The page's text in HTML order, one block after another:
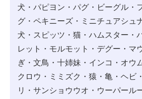
犬・パピヨン・パグ・ビーグル・
グ・ペキニーズ・ミニチュアシュ
犬・スピッツ・猫・ハムスター・
レット・モルモット・デグー・マ
ぎ・文鳥・十姉妹・インコ・オウ
クロウ・ミミズク・猿・亀・ヘビ
リ・サンショウウオ・ウーパール